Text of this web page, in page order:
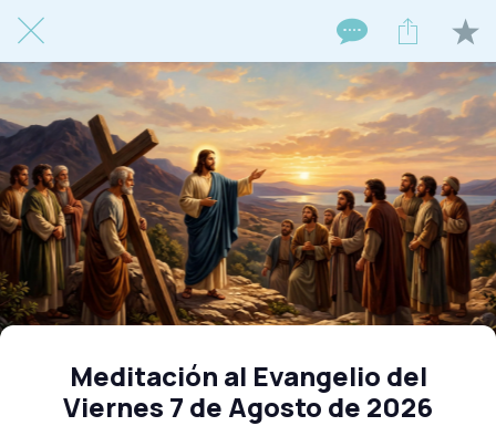
Meditación al Evangelio del
Viernes 7 de Agosto de 2026